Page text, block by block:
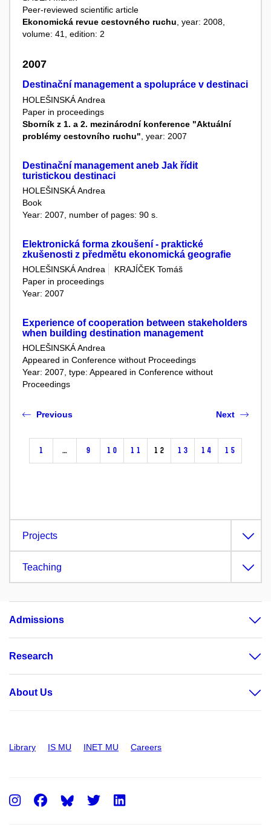
Peer-reviewed scientific article
Ekonomická revue cestovného ruchu , year: 2008,
volume: 41, edition: 2
2007
Destinační management a spolupráce v destinaci
HOLEŠINSKÁ Andrea
Paper in proceedings
Sborník z 1. a 2. mezinárodní konference "Aktuální
problémy cestovního ruchu" , year: 2007
Destinační management aneb Jak řídit
turistickou destinaci
HOLEŠINSKÁ Andrea
Book
Year: 2007, number of pages: 90 s.
Elektronická forma zkoušení - praktické
zkušenosti z předmětu ekonomická geografie
HOLEŠINSKÁ Andrea
KRAJÍČEK Tomáš
Paper in proceedings
Year: 2007
Experience of cooperation between stakeholders
when building destination management
HOLEŠINSKÁ Andrea
Appeared in Conference without Proceedings
Year: 2007, type: Appeared in Conference without
Proceedings
Previous
1 … 9 10 11 12 13 14 15
Next
Projects
Teaching
Admissions
Research
About Us
Library IS MU INET MU Careers
Instagram
FacebookTwitter